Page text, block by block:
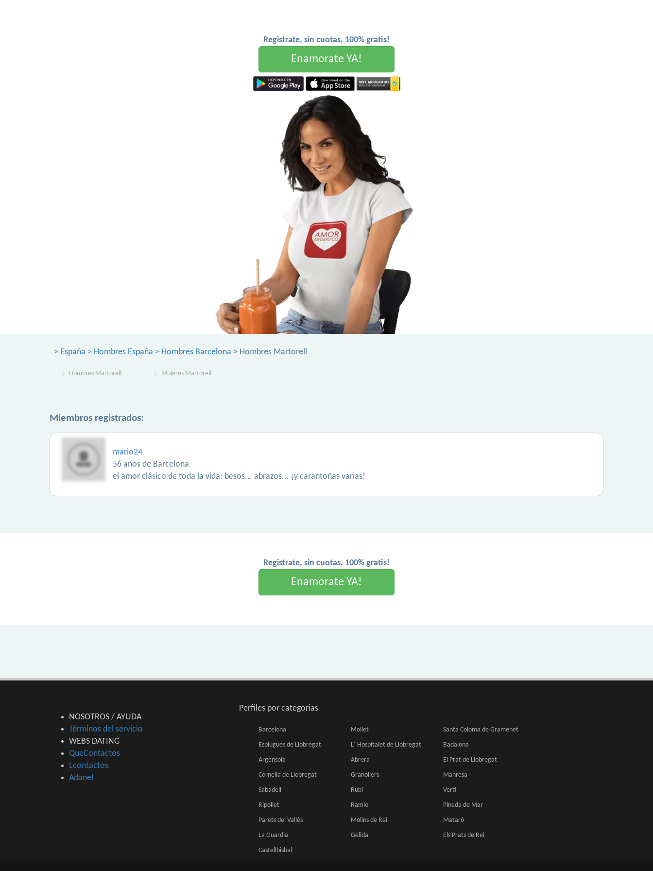
Registrate, sin cuotas, 100% gratis!
Enamorate YA!
> España > Hombres España > Hombres Barcelona > Hombres Martorell
Hombres Martorell Mujeres Martorell
Miembros registrados:
mario24
56 años de Barcelona.
el amor clásico de toda la vida: besos... abrazos... ¡y carantoñas varias!
Registrate, sin cuotas, 100% gratis!
Enamorate YA!
NOSOTROS / AYUDA
Términos del servicio
WEBS DATING
QueContactos
Lcontactos
Adanel
Perfiles por categorias
Barcelona Mollet Santa Coloma de Gramenet
Esplugues de Llobregat L´ Hospitalet de Llobregat Badalona
Argensola Abrera El Prat de Llobregat
Cornella de Llobregat Granollers Manresa
Sabadell Rubí Verti
Ripollet Ramio Pineda de Mar
Parets del Vallès Molins de Rei Mataró
La Guardia Gelida Els Prats de Rei
Castellbisbal